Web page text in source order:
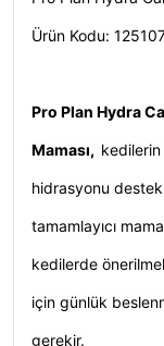
Ürün Kodu:
Pro Plan Hydra
Maması,
hidrasyonu
tamamlayıcı
kedilerde
için günlük
gerekir.